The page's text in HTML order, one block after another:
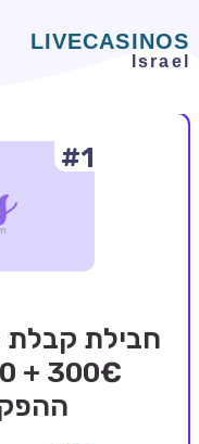
משחקים אונליין
בלאקג'ק אונליין
#1